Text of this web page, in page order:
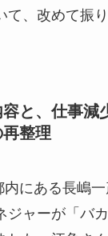
て、改めて振
と、仕事減
整理
にある長嶋一
ジャーが「バ